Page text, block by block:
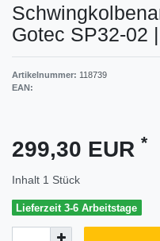
Gotec SP32-02 |
Artikelnummer: 118739
EAN:
299,30 EUR *
Inhalt 1 Stück
Lieferzeit 3-6 Arbeitstage